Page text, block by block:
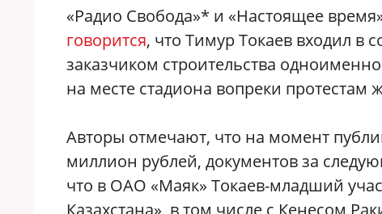
«Радио Свобода»* и «Настоящее
говорится, что Тимур Токаев входил в
заказчиком строительства
на месте стадиона вопреки протестам
Авторы отмечают, что на момент
миллион рублей, документов за
что в ОАО «Маяк» Токаев-младший
Казахстана», в том числе с Кенесом